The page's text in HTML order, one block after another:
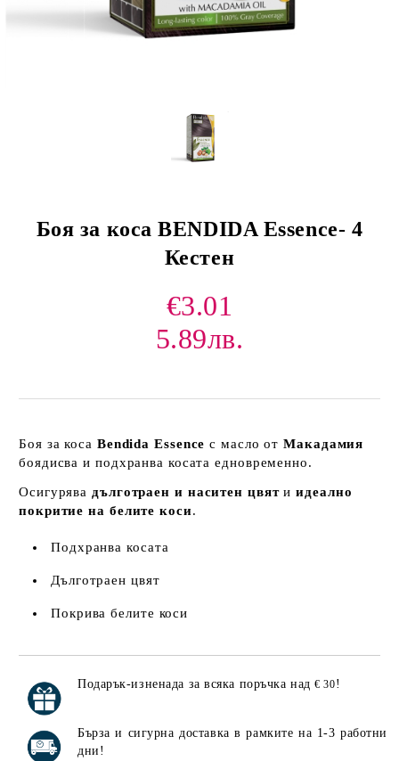
Боя за коса BENDIDA Essence- 4
Кестен
€3.01
5.89лв.
Боя за коса Bendida Essence с масло отМакадамия
боядисва и подхранва косата едновременно.
Осигурява дълготраен и наситен цвятиидеално
покритие на белите коси.
Подхранва косата
Дълготраен цвят
Покрива белите коси
Подарък-изненада за всяка поръчка над€ 30!
Бърза и сигурна доставка в рамките на 1-3 работни
дни!